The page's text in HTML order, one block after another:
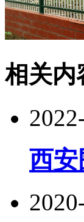
相关内
西安